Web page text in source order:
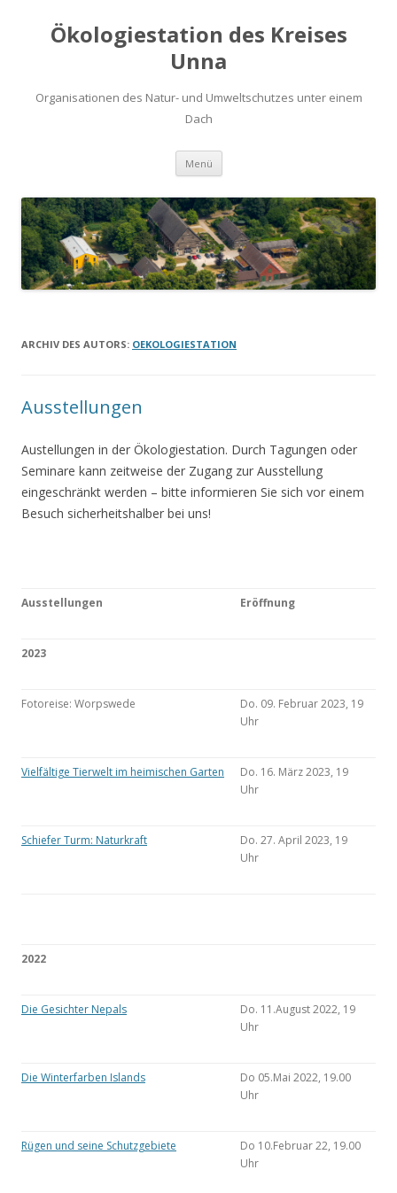
Ökologiestation des Kreises
Unna
Organisationen des Natur- und Umweltschutzes unter einem
Dach
Menü Zum
springen
ARCHIV DES AUTORS: OEKOLOGIESTATION
Ausstellungen
Austellungen in der Ökologiestation. Durch Tagungen oder
Seminare kann zeitweise der Zugang zur Ausstellung
eingeschränkt werden – bitte informieren Sie sich vor einem
Besuch sicherheitshalber bei uns!
Ausstellungen Eröffnung
2023
Fotoreise: Worpswede
Do. 09. Februar 2023, 19
Uhr
Vielfältige Tierwelt im heimischen Garten
Do. 16. März 2023, 19
Uhr
Schiefer Turm: Naturkraft
Do. 27. April 2023, 19
Uhr
2022
Die Gesichter Nepals
Do. 11.August 2022, 19
Uhr
Die Winterfarben Islands
Do 05.Mai 2022, 19.00
Uhr
Rügen und seine Schutzgebiete
Do 10.Februar 22, 19.00
Uhr